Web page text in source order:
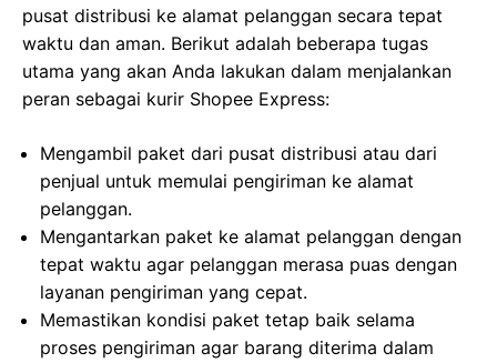
pusat distribusi ke alamat pelanggan secara tepat
waktu dan aman. Berikut adalah beberapa tugas
utama yang akan Anda lakukan dalam menjalankan
peran sebagai kurir Shopee Express:
Mengambil paket dari pusat distribusi atau dari
penjual untuk memulai pengiriman ke alamat
pelanggan.
Mengantarkan paket ke alamat pelanggan dengan
tepat waktu agar pelanggan merasa puas dengan
layanan pengiriman yang cepat.
Memastikan kondisi paket tetap baik selama
proses pengiriman agar barang diterima dalam